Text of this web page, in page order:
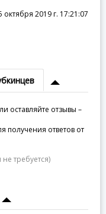
2019 г. 17:21:07
оставляйте отзывы –
получения ответов от
не требуется)